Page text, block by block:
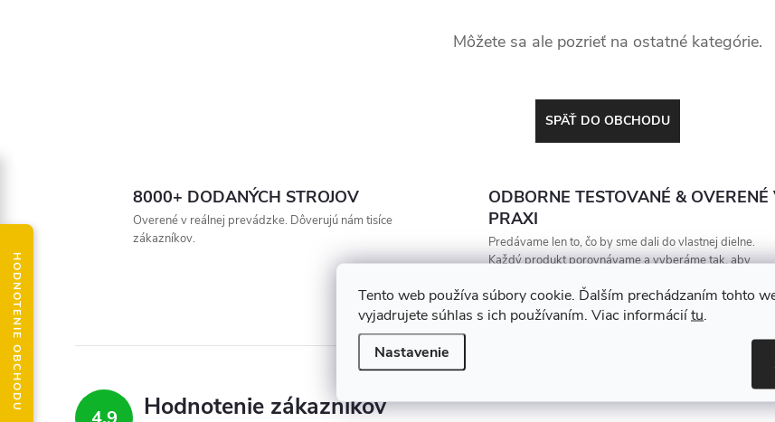
Tento web používa súbory cookie. Ďalším prechádzaním tohto
vyjadrujete súhlas s ich používaním. Viac informáciítu.
Nastavenie
Môžete sa ale pozrieť na ostatné kategórie.
SPÄŤ DO OBCHODU
8000+ DODANÝCH STROJOV
Overené v reálnej prevádzke. Dôverujú nám tisíce
zákazníkov.
ODBORNE TESTOVANÉ & OVERENÉ
PRAXI
Predávame len to, čo by sme dali do vlastnej dielne.
Každý produkt porovnávame a vyberáme tak, aby
Hodnotenie zákazníkov
HODNOTENIE OBCHODU